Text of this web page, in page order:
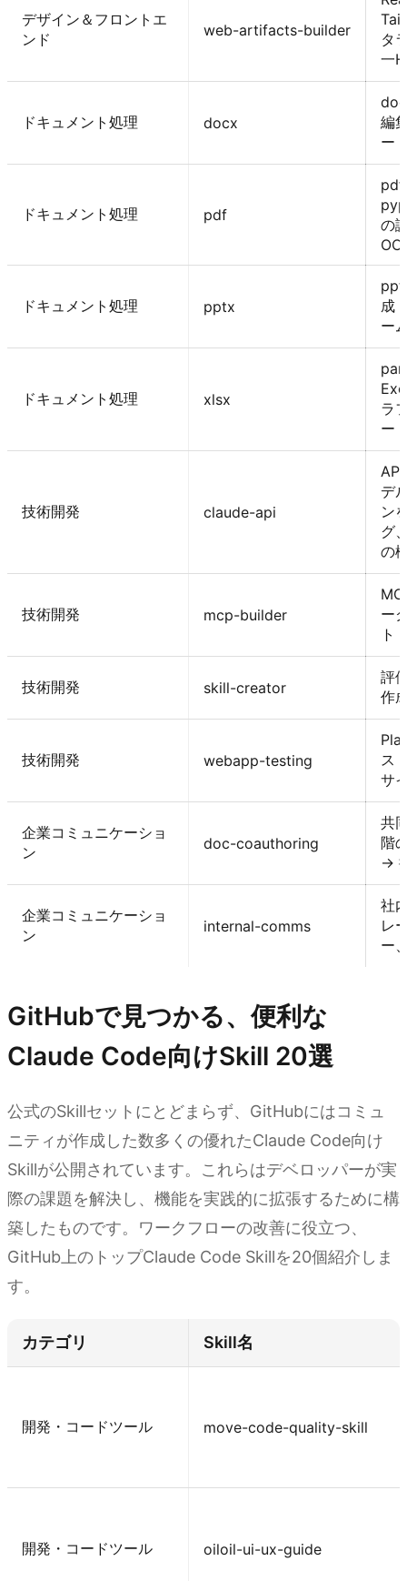
デザイン＆フロントエ
ンド
web-artifacts-builder
タ
一
ドキュメント処理 docx
編
ー
ドキュメント処理 pdf
の
ドキュメント処理 pptx
成
ー
ドキュメント処理 xlsx
ラ
ー
技術開発 claude-api
デ
ン
グ
の
技術開発 mcp-builder
ー
ト
技術開発 skill-creator
評
作
技術開発 webapp-testing
ス
サ
企業コミュニケーショ
ン
doc-coauthoring
共
階
→
企業コミュニケーショ
ン
internal-comms
社
レ
ー
GitHubで見つかる、便利な
Claude Code向けSkill 20選
公式のSkillセットにとどまらず、GitHubにはコミュ
ニティが作成した数多くの優れたClaude Code向け
Skillが公開されています。これらはデベロッパーが実
際の課題を解決し、機能を実践的に拡張するために構
築したものです。ワークフローの改善に役立つ、
GitHub上のトップClaude Code Skillを20個紹介しま
す。
カテゴリ Skill名
開発・コードツール move-code-quality-skill
開発・コードツール oiloil-ui-ux-guide